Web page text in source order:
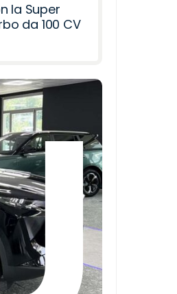
la Super
da 100 CV